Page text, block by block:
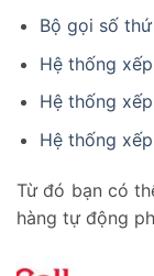
Bộ gọi số
Hệ thống
Hệ thống
Hệ thống
Từ đó bạn có
hàng tự động